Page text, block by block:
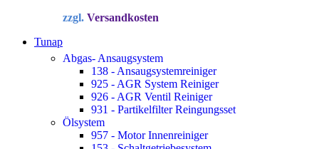
war:
ist:
zzgl. Versandkosten
Tunap
Abgas- Ansaugsystem
138 - Ansaugsystemreiniger
925 - AGR System Reiniger
926 - AGR Ventil Reiniger
931 - Partikelfilter Reingungsset
Ölsystem
957 - Motor Innenreiniger